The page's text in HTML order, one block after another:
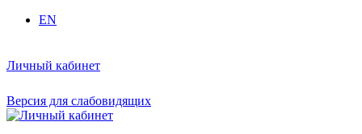
EN
Личный кабинет
Версия для слабовидящих